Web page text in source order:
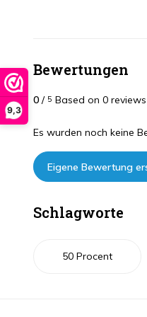
9,3
Bewertungen
0 / 5 Based on 0 reviews
Es wurden noch keine
Eigene Bewertung
Schlagworte
50 Procent